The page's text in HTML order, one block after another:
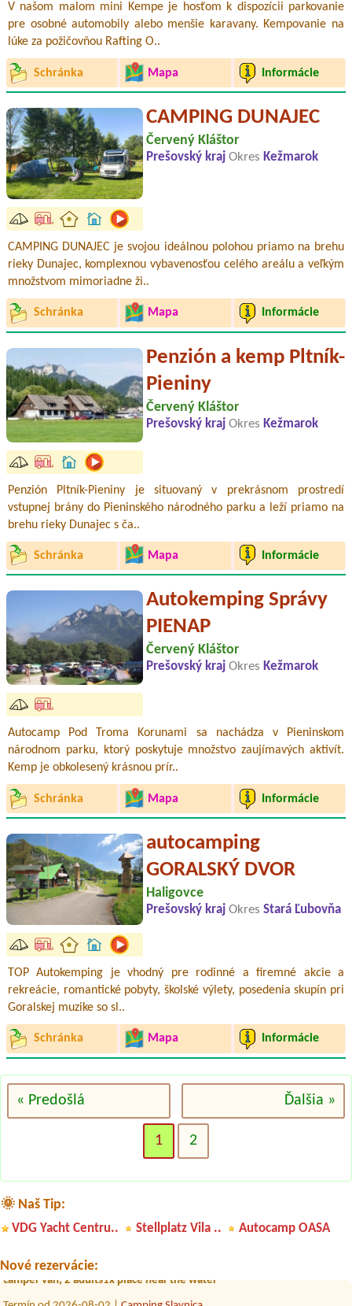
V našom malom mini Kempe je hosťom k dispozícii parkovanie
pre osobné automobily alebo menšie karavany. Kempovanie na
lúke za požičovňou Rafting O..
Schránka Mapa Informácie
CAMPING DUNAJEC
Červený Kláštor
Prešovský kraj Okres Kežmarok
CAMPING DUNAJEC je svojou ideálnou polohou priamo na brehu
rieky Dunajec, komplexnou vybavenosťou celého areálu a veľkým
množstvom mimoriadne ži..
Schránka Mapa Informácie
Penzión a kemp Pltník-
Pieniny
Červený Kláštor
Prešovský kraj Okres Kežmarok
Penzión Pltník-Pieniny je situovaný v prekrásnom prostredí
vstupnej brány do Pieninského národného parku a leží priamo na
brehu rieky Dunajec s ča..
Schránka Mapa Informácie
Autokemping Správy
PIENAP
Červený Kláštor
Prešovský kraj Okres Kežmarok
Autocamp Pod Troma Korunami sa nachádza v Pieninskom
národnom parku, ktorý poskytuje množstvo zaujímavých aktivít.
Kemp je obkolesený krásnou prír..
Schránka Mapa Informácie
autocamping
GORALSKÝ DVOR
Haligovce
Prešovský kraj Okres Stará Ľubovňa
TOP Autokemping je vhodný pre rodinné a firemné akcie a
rekreácie, romantické pobyty, školské výlety, posedenia skupín pri
Goralskej muzike so sl..
Schránka Mapa Informácie
« Predošlá Ďalšia »
1 2
🌞 Naš Tip:
VDG Yacht Centru.. Stellplatz Vila .. Autocamp OASA
Nové rezervácie:
1 místo pro stan, 2 osoby
Termín od 2026-07-31 |
camping.bratislava.sk
Termín od 2026-08-05 |
Termín od 2026-08-02 | Camping Slavnica